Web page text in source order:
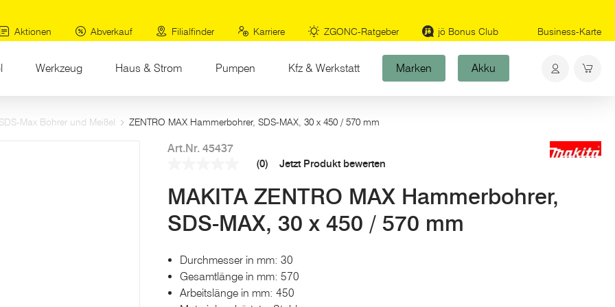
Aktionen
Abverkauf Filialfinder Karriere ZGONC-Ratgeber jö Bonus Club Business-Karte
Werkzeug Haus & Strom Pumpen Kfz & Werkstatt Marken Akku
SDS-Max Bohrer und Meißel ZENTRO MAX Hammerbohrer, SDS-MAX, 30 x 450 / 570 mm
Art.Nr. 45437
Link
auf
derselben
Seite.
(0) Jetzt Produkt bewerten
MAKITA ZENTRO MAX Hammerbohrer,
SDS-MAX, 30 x 450 / 570 mm
Durchmesser in mm: 30
Gesamtlänge in mm: 570
Arbeitslänge in mm: 450